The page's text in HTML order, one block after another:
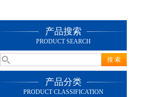
产品搜索
PRODUCT SEARCH
产品分类
PRODUCT CLASSIFICATION